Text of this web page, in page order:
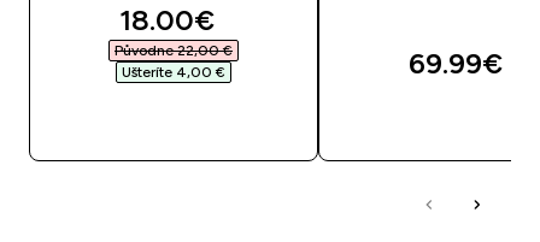
discounted price
18.00€‎
Původne 22,00 €‎
Ušteríte 4,00 €‎
69.99€‎